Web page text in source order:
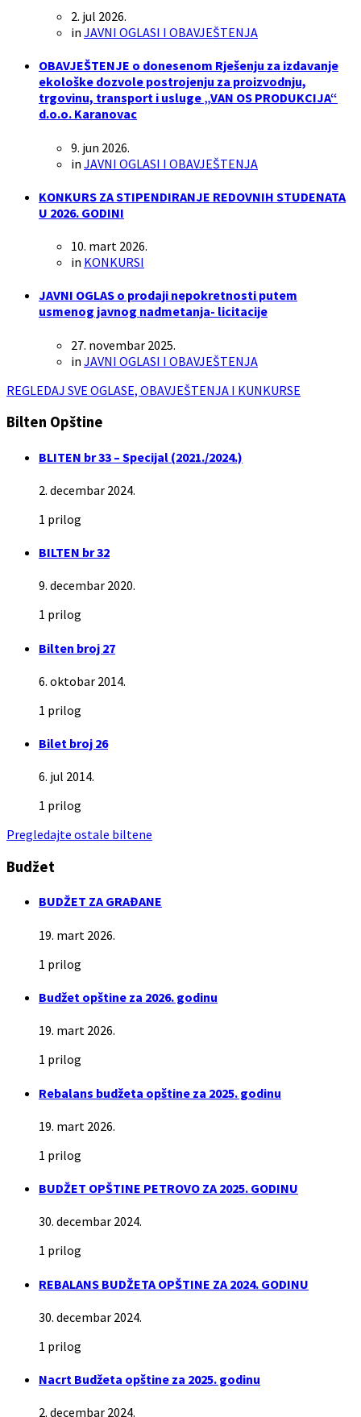
2. jul 2026.
in JAVNI OGLASI I OBAVJEŠTENJA
OBAVJEŠTENJE o donesenom Rješenju za izdavanje
ekološke dozvole postrojenju za proizvodnju,
trgovinu, transport i usluge „VAN OS PRODUKCIJA“
d.o.o. Karanovac
9. jun 2026.
in JAVNI OGLASI I OBAVJEŠTENJA
KONKURS ZA STIPENDIRANJE REDOVNIH STUDENATA
U 2026. GODINI
10. mart 2026.
in KONKURSI
JAVNI OGLAS o prodaji nepokretnosti putem
usmenog javnog nadmetanja- licitacije
27. novembar 2025.
in JAVNI OGLASI I OBAVJEŠTENJA
REGLEDAJ SVE OGLASE, OBAVJEŠTENJA I KUNKURSE
Bilten Opštine
BLITEN br 33 – Specijal (2021./2024.)
2. decembar 2024.
1 prilog
BILTEN br 32
9. decembar 2020.
1 prilog
Bilten broj 27
6. oktobar 2014.
1 prilog
Bilet broj 26
6. jul 2014.
1 prilog
Pregledajte ostale biltene
Budžet
BUDŽET ZA GRAĐANE
19. mart 2026.
1 prilog
Budžet opštine za 2026. godinu
19. mart 2026.
1 prilog
Rebalans budžeta opštine za 2025. godinu
19. mart 2026.
1 prilog
BUDŽET OPŠTINE PETROVO ZA 2025. GODINU
30. decembar 2024.
1 prilog
REBALANS BUDŽETA OPŠTINE ZA 2024. GODINU
30. decembar 2024.
1 prilog
Nacrt Budžeta opštine za 2025. godinu
2. decembar 2024.